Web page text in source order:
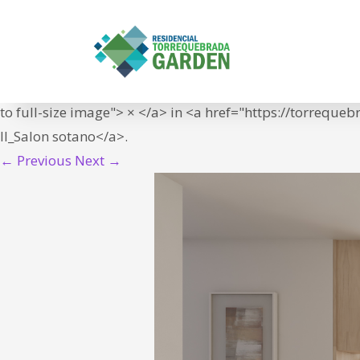
07_VILLAS
<span class="meta-prep meta-prep-entry-
to full-size image"> × </a> in <a href="https://
II_Salon sotano</a>.
← Previous Next →